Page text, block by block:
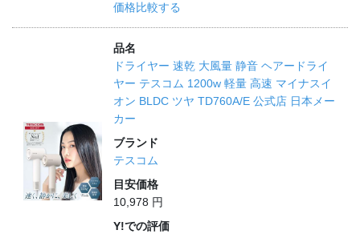
価格比較する
品名
ドライヤー 速乾 大風量 静音 ヘアードライ
ヤー テスコム 1200w 軽量 高速 マイナスイ
オン BLDC ツヤ TD760A/E 公式店 日本メー
カー
ブランド
テスコム
目安価格
10,978 円
Y!での評価